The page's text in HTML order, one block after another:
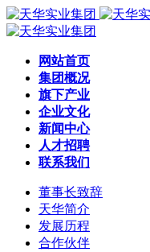
网站首页
集团概况
旗下产业
企业文化
新闻中心
人才招聘
联系我们
董事长致辞
天华简介
发展历程
合作伙伴